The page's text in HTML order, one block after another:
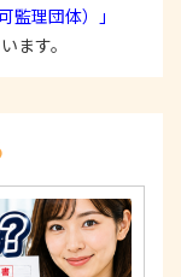
について
には、適切
供の停止等
応じます。
情報の取扱
その他の規
監理団体）」
ます。